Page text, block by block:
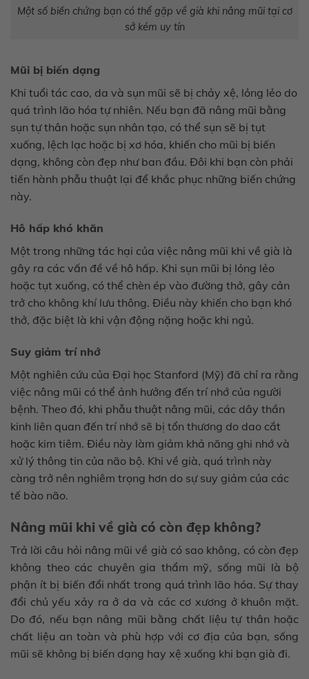
Một số biến chứng bạn có thể gặp về già khi nâng mũi tại cơ
sở kém uy tín
Mũi bị biến dạng
Khi tuổi tác cao, da và sụn mũi sẽ bị chảy xệ, lỏng lẻo do
quá trình lão hóa tự nhiên. Nếu bạn đã nâng mũi bằng
sụn tự thân hoặc sụn nhân tạo, có thể sụn sẽ bị tụt
xuống, lệch lạc hoặc bị xơ hóa, khiến cho mũi bị biến
dạng, không còn đẹp như ban đầu. Đôi khi bạn còn phải
tiến hành phẫu thuật lại để khắc phục những biến chứng
này.
Hô hấp khó khăn
Một trong những tác hại của việc nâng mũi khi về già là
gây ra các vấn đề về hô hấp. Khi sụn mũi bị lỏng lẻo
hoặc tụt xuống, có thể chèn ép vào đường thở, gây cản
trở cho không khí lưu thông. Điều này khiến cho bạn khó
thở, đặc biệt là khi vận động nặng hoặc khi ngủ.
Suy giảm trí nhớ
Một nghiên cứu của Đại học Stanford (Mỹ) đã chỉ ra rằng
việc nâng mũi có thể ảnh hưởng đến trí nhớ của người
bệnh. Theo đó, khi phẫu thuật nâng mũi, các dây thần
kinh liên quan đến trí nhớ sẽ bị tổn thương do dao cắt
hoặc kim tiêm. Điều này làm giảm khả năng ghi nhớ và
xử lý thông tin của não bộ. Khi về già, quá trình này
càng trở nên nghiêm trọng hơn do sự suy giảm của các
tế bào não.
Nâng mũi khi về già có còn đẹp không?
Trả lời câu hỏi nâng mũi về già có sao không, có còn đẹp
không theo các chuyên gia thẩm mỹ, sống mũi là bộ
phận ít bị biến đổi nhất trong quá trình lão hóa. Sự thay
đổi chủ yếu xảy ra ở da và các cơ xương ở khuôn mặt.
Do đó, nếu bạn nâng mũi bằng chất liệu tự thân hoặc
chất liệu an toàn và phù hợp với cơ địa của bạn, sống
mũi sẽ không bị biến dạng hay xệ xuống khi bạn già đi.